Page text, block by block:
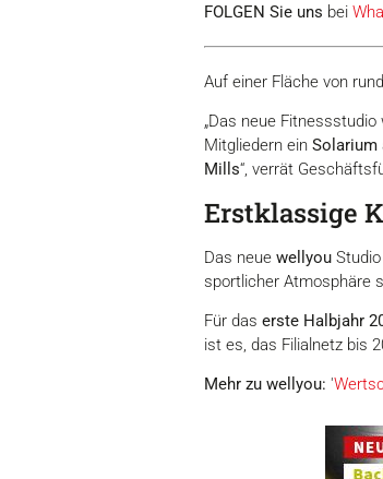
FOLGEN Sie uns bei
Auf einer Fläche von rund
„Das neue
Mitgliedern ein Solarium
Mills“, verrät
Erstklassige
Das neue wellyou
sportlicher Atmosphäre
Für das erste Halbjahr
ist es, das Filialnetz bis
Mehr zu wellyou: '